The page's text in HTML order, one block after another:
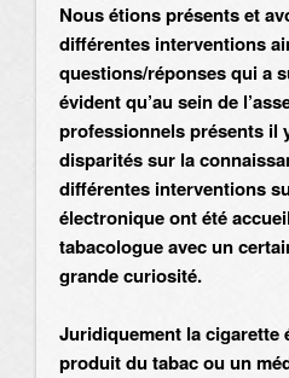
Nous étions présents et
différentes interventions
questions/réponses qui a
évident qu’au sein de
professionnels présents il
disparités sur la
différentes interventions
électronique ont été
tabacologue avec un
grande curiosité.
Juridiquement la cigarette
produit du tabac ou un